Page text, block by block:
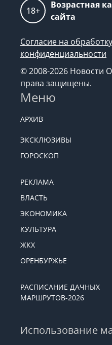
18+
Возрастная
сайта
Согласие на обработку
конфиденциальности
© 2008-2026 Новости
права защищены.
Меню
АРХИВ
ЭКСКЛЮЗИВЫ
ГОРОСКОП
РЕКЛАМА
ВЛАСТЬ
ЭКОНОМИКА
КУЛЬТУРА
ЖКХ
ОРЕНБУРЖЬЕ
РАСПИСАНИЕ ДАЧНЫХ
МАРШРУТОВ-2026
Использование